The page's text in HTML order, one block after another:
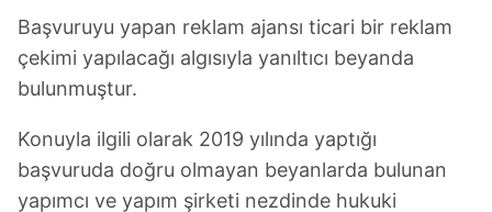
Başvuruyu yapan reklam ajansı ticari bir reklam
çekimi yapılacağı algısıyla yanıltıcı beyanda
bulunmuştur.
Konuyla ilgili olarak 2019 yılında yaptığı
başvuruda doğru olmayan beyanlarda bulunan
yapımcı ve yapım şirketi nezdinde hukuki